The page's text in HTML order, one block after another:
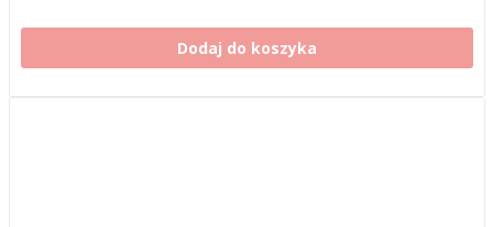
Dodaj do koszyka